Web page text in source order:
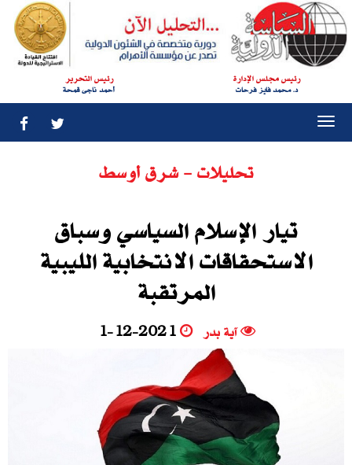
رئيس مجلس الإدارة
د. محمد فايز فرحات
رئيس التحرير
أحمد ناجى قمحة
تحليلات - شرق أوسط
تيار اﻹسلام السياسي وسباق
الاستحقاقات الانتخابية الليبية
المرتقبة
آية بدر 1-12-2021